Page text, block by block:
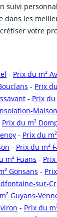
suivi
dans les
votre
- Prix du m²
- Prix
- Prix du
Prix du m²
- Prix du
- Prix du m²
m² Fuans -
Gonsans -
sur-
Guyans-
- Prix du